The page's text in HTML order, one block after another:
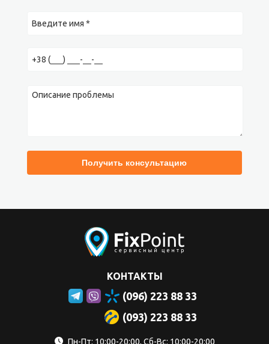
КОНТАКТЫ
(096) 223 88 33
(093) 223 88 33
Пн-Пт: 10:00-20:00, Сб-Вс: 10:00-20:00